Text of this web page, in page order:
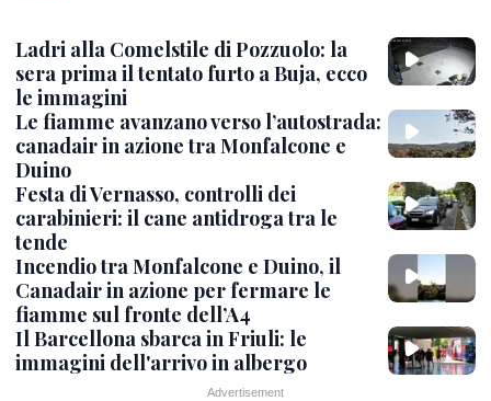
Ladri alla Comelstile di Pozzuolo: la
sera prima il tentato furto a Buja, ecco
le immagini
Le fiamme avanzano verso l’autostrada:
canadair in azione tra Monfalcone e
Duino
Festa di Vernasso, controlli dei
carabinieri: il cane antidroga tra le
tende
Incendio tra Monfalcone e Duino, il
Canadair in azione per fermare le
fiamme sul fronte dell’A4
Il Barcellona sbarca in Friuli: le
immagini dell'arrivo in albergo